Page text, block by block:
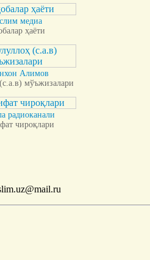
медиа
ҳаёти
Алимов
мўъжизалари
радиоканали
чироқлари